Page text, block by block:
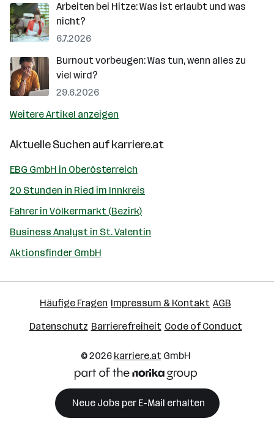
Arbeiten bei Hitze: Was ist erlaubt und was
nicht?
6.7.2026
Burnout vorbeugen: Was tun, wenn alles zu
viel wird?
29.6.2026
Weitere Artikel anzeigen
Aktuelle Suchen aufkarriere.at
EBG GmbH in Oberösterreich
20 Stunden in Ried im Innkreis
Fahrer in Völkermarkt (Bezirk)
Business Analyst in St. Valentin
Aktionsfinder GmbH
Häufige Fragen Impressum & Kontakt AGB
Datenschutz Barrierefreiheit Code of Conduct
© 2026 karriere.atGmbH
Neue Jobs per E-Mail erhalten